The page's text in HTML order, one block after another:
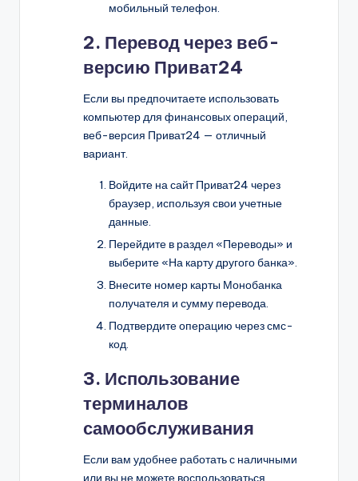
мобильный телефон.
2. Перевод через веб-
версию Приват24
Если вы предпочитаете использовать
компьютер для финансовых операций,
веб-версия Приват24 — отличный
вариант.
Войдите на сайт Приват24 через
браузер, используя свои учетные
данные.
Перейдите в раздел «Переводы» и
выберите «На карту другого банка».
Внесите номер карты Монобанка
получателя и сумму перевода.
Подтвердите операцию через смс-
код.
3. Использование
терминалов
самообслуживания
Если вам удобнее работать с наличными
или вы не можете воспользоваться